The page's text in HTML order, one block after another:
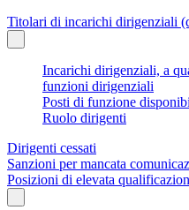
Titolari di incarichi dirigenziali
Incarichi dirigenziali, a
funzioni dirigenziali
Posti di funzione
Ruolo dirigenti
Dirigenti cessati
Sanzioni per mancata
Posizioni di elevata